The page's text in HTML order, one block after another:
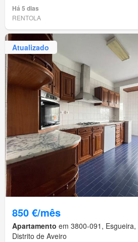
Há 5 dias
RENTOLA
Atualizado
850 €/mês
Apartamento em 3800-091,
Distrito de Aveiro